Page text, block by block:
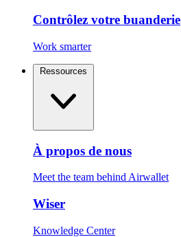
Contrôlez votre buanderie
Work smarter
À propos de nous
Meet the team behind Airwallet
Wiser
Knowledge Center